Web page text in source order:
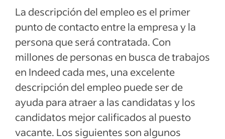
Responsabilidades y deberes de
Subgerente
Calificaciones y habilidades de Subgerente
Ejemplos de descripciones del empleo
Ver más
La descripción del empleo es el primer
punto de contacto entre la empresa y la
persona que será contratada. Con
millones de personas en busca de trabajos
en Indeed cada mes, una excelente
descripción del empleo puede ser de
ayuda para atraer a las candidatas y los
candidatos mejor calificados al puesto
vacante. Los siguientes son algunos